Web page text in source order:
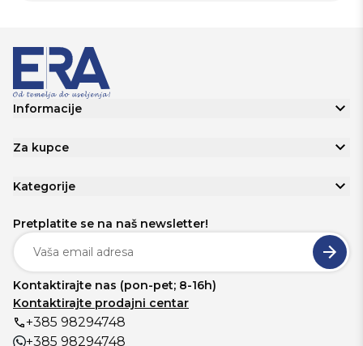
Informacije
Za kupce
Kategorije
Pretplatite se na naš newsletter!
Kontaktirajte nas (pon-pet; 8-16h)
Kontaktirajte prodajni centar
+385 98294748
+385 98294748